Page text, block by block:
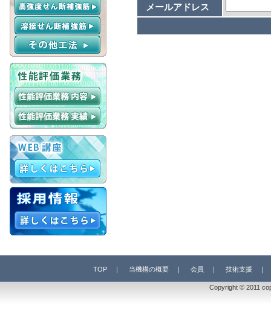
メールアドレス
TOP ｜ 当機構の概要 ｜会員 ｜技術支援
Copyright © 2011